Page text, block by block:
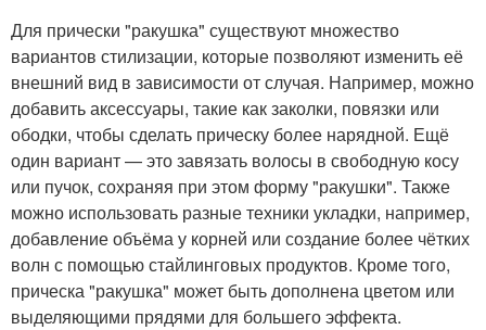
Для прически "ракушка" существуют множество
вариантов стилизации, которые позволяют изменить её
внешний вид в зависимости от случая. Например, можно
добавить аксессуары, такие как заколки, повязки или
ободки, чтобы сделать прическу более нарядной. Ещё
один вариант — это завязать волосы в свободную косу
или пучок, сохраняя при этом форму "ракушки". Также
можно использовать разные техники укладки, например,
добавление объёма у корней или создание более чётких
волн с помощью стайлинговых продуктов. Кроме того,
прическа "ракушка" может быть дополнена цветом или
выделяющими прядями для большего эффекта.